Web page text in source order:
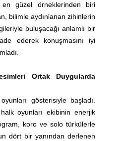
en güzel örneklerinden biri
bilimle aydınlanan zihinlerin
buluşacağı anlamlı bir
ederek konuşmasını iyi
Ortak Duygularda
gösterisiyle başladı.
oyunları ekibinin enerjik
koro ve solo türkülerle
dört bir yanından derlenen